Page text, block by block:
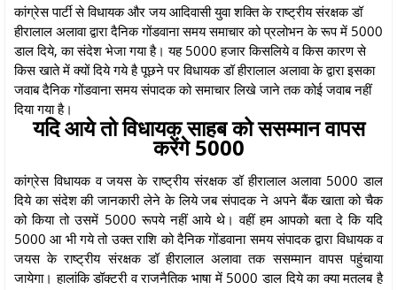
कांग्रेस पार्टी से विधायक और जय आदिवासी युवा शक्ति के राष्ट्रीय संरक्षक डॉ
हीरालाल अलावा द्वारा दैनिक गोंडवाना समय समाचार को प्रलोभन के रूप में 5000
डाल दिये, का संदेश भेजा गया है। यह 5000 हजार किसलिये व किस कारण से
किस खाते में क्यों दिये गये है पूछने पर विधायक डॉ हीरालाल अलावा के द्वारा इसका
जवाब दैनिक गोंडवाना समय संपादक को समाचार लिखे जाने तक कोई जवाब नहीं
दिया गया है।
यदि आये तो विधायक साहब को ससम्मान वापस
करेंगे 5000
कांग्रेस विधायक व जयस के राष्ट्रीय संरक्षक डॉ हीरालाल अलावा 5000 डाल
दिये का संदेश की जानकारी लेने के लिये जब संपादक ने अपने बैंक खाता को चैक
को किया तो उसमें 5000 रूपये नहीं आये थे। वहीं हम आपको बता दे कि यदि
5000 आ भी गये तो उक्त राशि को दैनिक गोंडवाना समय संपादक द्वारा विधायक व
जयस के राष्ट्रीय संरक्षक डॉ हीरालाल अलावा तक ससम्मान वापस पहुंचाया
जायेगा। हालांकि डॉक्टरी व राजनैतिक भाषा में 5000 डाल दिये का क्या मतलब है